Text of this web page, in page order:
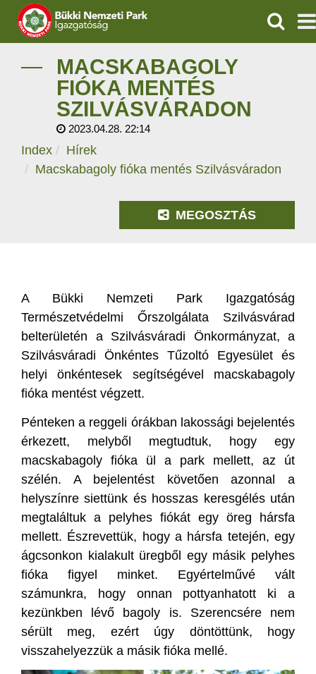
IGAZGATÓSÁG
TERMÉSZETVÉDELEM
VÍZVÉDELEM
ÖKOTURIZMUS
MACSKABAGOLY
FIÓKA MENTÉS
SZILVÁSVÁRADON
2023.04.28. 22:14
Index
Hírek
Macskabagoly fióka mentés Szilvásváradon
MEGOSZTÁS
A Bükki Nemzeti Park Igazgatóság
Természetvédelmi Őrszolgálata Szilvásvárad
belterületén a Szilvásváradi Önkormányzat, a
Szilvásváradi Önkéntes Tűzoltó Egyesület és
helyi önkéntesek segítségével macskabagoly
fióka mentést végzett.
Pénteken a reggeli órákban lakossági bejelentés
érkezett, melyből megtudtuk, hogy egy
macskabagoly fióka ül a park mellett, az út
szélén. A bejelentést követően azonnal a
helyszínre siettünk és hosszas keresgélés után
megtaláltuk a pelyhes fiókát egy öreg hársfa
mellett. Észrevettük, hogy a hársfa tetején, egy
ágcsonkon kialakult üregből egy másik pelyhes
fióka figyel minket. Egyértelművé vált
számunkra, hogy onnan pottyanhatott ki a
kezünkben lévő bagoly is. Szerencsére nem
sérült meg, ezért úgy döntöttünk, hogy
visszahelyezzük a másik fióka mellé.